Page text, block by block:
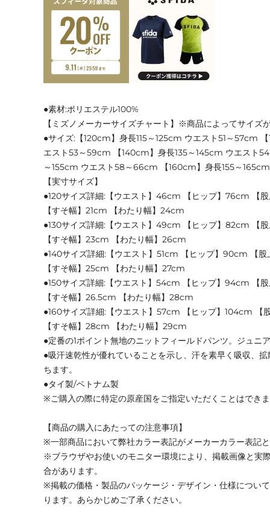
●素材:ポリエステル100%
【ミズノメーカーサイズチャート】※商品によってサイズ
●サイズ:【120cm】身長115～125cm ウエスト51～57cm
エスト53～59cm 【140cm】身長135～145cm ウエスト
～155cm ウエスト58～66cm 【160cm】身長155～
【実寸サイズ】
●120サイズ詳細:【ウエスト】46cm 【ヒップ】76cm 【
【すそ幅】21cm 【わたり幅】24cm
●130サイズ詳細:【ウエスト】49cm 【ヒップ】82cm 【
【すそ幅】23cm 【わたり幅】26cm
●140サイズ詳細:【ウエスト】51cm 【ヒップ】90cm 【
【すそ幅】25cm 【わたり幅】27cm
●150サイズ詳細:【ウエスト】54cm 【ヒップ】94cm 【
【すそ幅】26.5cm 【わたり幅】28cm
●160サイズ詳細:【ウエスト】57cm 【ヒップ】104cm 【
【すそ幅】28cm 【わたり幅】29cm
●定番の1ポイント無地のニットフィールドパンツ。ジュニ
●吸汗速乾性が優れていることを示し、汗を素早く吸収、
ちます。
●タイ製/ベトナム製
※ご購入の際に特定の原産国をご指定いただくことはでき
【商品の購入にあたっての注意事項】
※一部商品において弊社カラー表記がメーカーカラー表記
※ブラウザやお使いのモニター環境により、掲載画像と実
合があります。
※掲載の価格・製品のパッケージ・デザイン・仕様につい
ります。あらかじめご了承ください。